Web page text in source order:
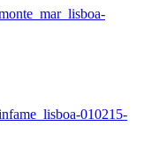
010215-